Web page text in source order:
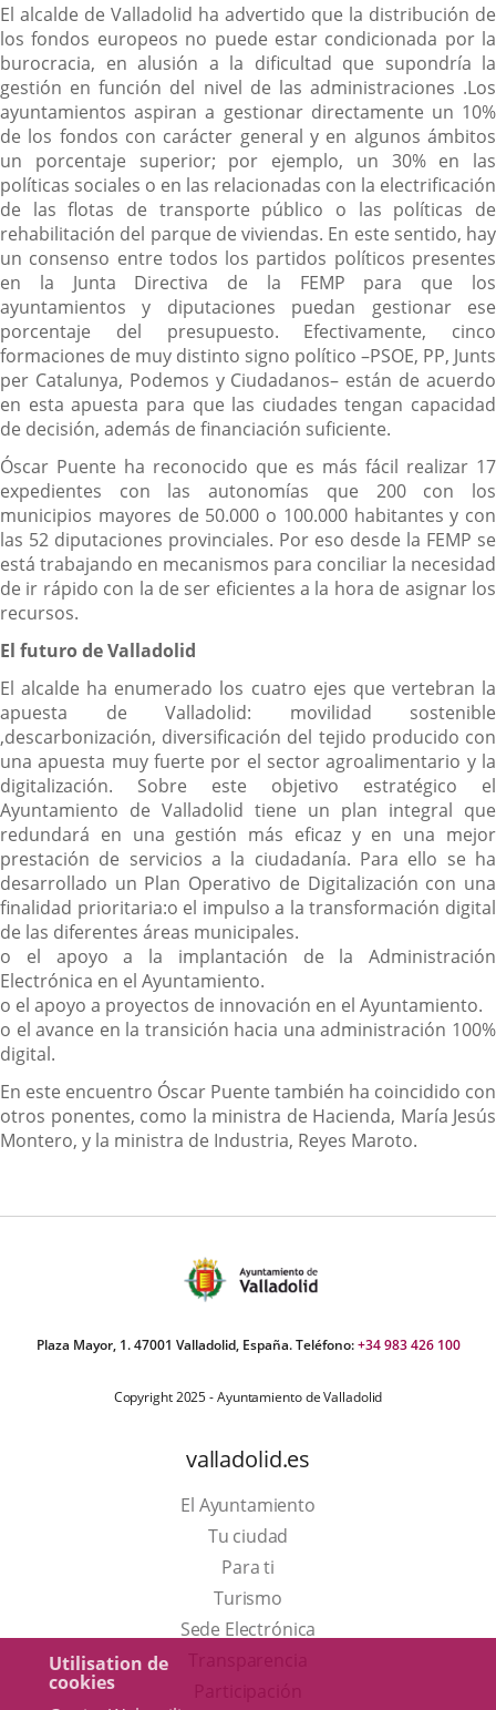
Utilisation de
cookies
El alcalde de Valladolid ha advertido que la distribución de
los fondos europeos no puede estar condicionada por la
burocracia, en alusión a la dificultad que supondría la
gestión en función del nivel de las administraciones .Los
ayuntamientos aspiran a gestionar directamente un 10%
de los fondos con carácter general y en algunos ámbitos
un porcentaje superior; por ejemplo, un 30% en las
políticas sociales o en las relacionadas con la electrificación
de las flotas de transporte público o las políticas de
rehabilitación del parque de viviendas. En este sentido, hay
un consenso entre todos los partidos políticos presentes
en la Junta Directiva de la FEMP para que los
ayuntamientos y diputaciones puedan gestionar ese
porcentaje del presupuesto. Efectivamente, cinco
formaciones de muy distinto signo político –PSOE, PP, Junts
per Catalunya, Podemos y Ciudadanos– están de acuerdo
en esta apuesta para que las ciudades tengan capacidad
de decisión, además de financiación suficiente.
Óscar Puente ha reconocido que es más fácil realizar 17
expedientes con las autonomías que 200 con los
municipios mayores de 50.000 o 100.000 habitantes y con
las 52 diputaciones provinciales. Por eso desde la FEMP se
está trabajando en mecanismos para conciliar la necesidad
de ir rápido con la de ser eficientes a la hora de asignar los
recursos.
El futuro de Valladolid
El alcalde ha enumerado los cuatro ejes que vertebran la
apuesta de Valladolid: movilidad sostenible
,descarbonización, diversificación del tejido producido con
una apuesta muy fuerte por el sector agroalimentario y la
digitalización. Sobre este objetivo estratégico el
Ayuntamiento de Valladolid tiene un plan integral que
redundará en una gestión más eficaz y en una mejor
prestación de servicios a la ciudadanía. Para ello se ha
desarrollado un Plan Operativo de Digitalización con una
finalidad prioritaria:o el impulso a la transformación digital
de las diferentes áreas municipales.
o el apoyo a la implantación de la Administración
Electrónica en el Ayuntamiento.
o el apoyo a proyectos de innovación en el Ayuntamiento.
o el avance en la transición hacia una administración 100%
digital.
En este encuentro Óscar Puente también ha coincidido con
otros ponentes, como la ministra de Hacienda, María Jesús
Montero, y la ministra de Industria, Reyes Maroto.
Plaza Mayor, 1. 47001 Valladolid, España. Teléfono:+34 983 426 100
Copyright 2025 - Ayuntamiento de Valladolid
valladolid.es
El Ayuntamiento
Tu ciudad
Para ti
TurismoEste
enlace
Sede Electrónica